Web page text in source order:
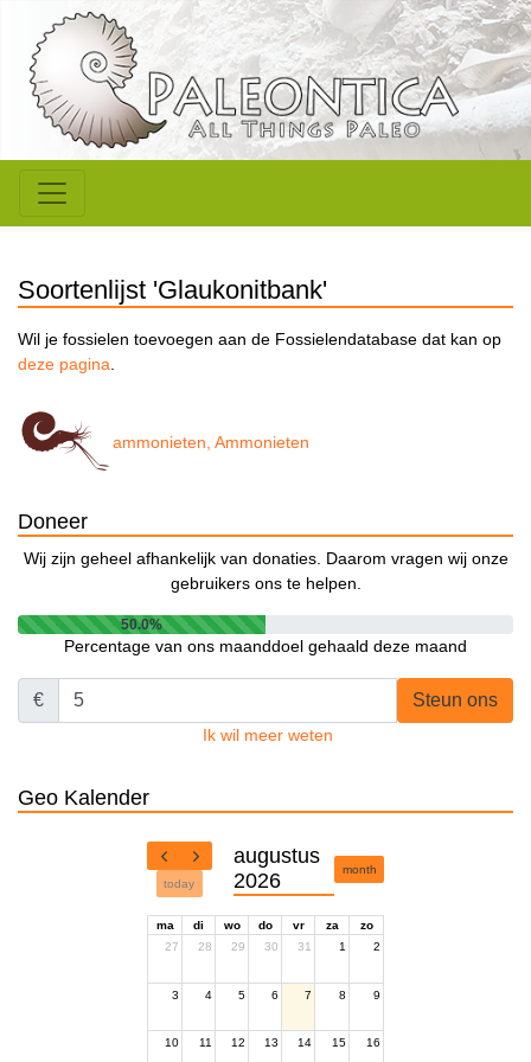
Soortenlijst 'Glaukonitbank'
Wil je fossielen toevoegen aan de Fossielendatabase dat kan op
deze pagina.
ammonieten, Ammonieten
Doneer
Wij zijn geheel afhankelijk van donaties. Daarom vragen wij onze
gebruikers ons te helpen.
50.0%
Percentage van ons maanddoel gehaald deze maand
€ Steun ons
Ik wil meer weten
Geo Kalender
today
augustus
2026
month
ma di wo do vr za
zo
27
28 29 30 31 1 2
3 4 5 6 7 8 9
10 11 12 13 14 15 16